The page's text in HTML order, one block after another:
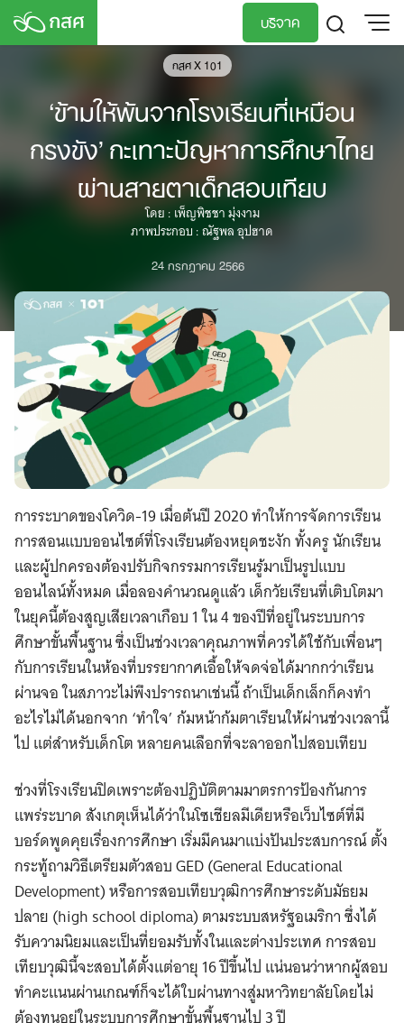
Skip
บริจาค
กสศ X 101
‘ข้ามให้พ้นจากโรงเรียนที่เหมือน
กรงขัง’ กะเทาะปัญหาการศึกษาไทย
ผ่านสายตาเด็กสอบเทียบ
โดย : เพ็ญพิชชา มุ่งงาม
ภาพประกอบ : ณัฐพล อุปฮาด
24 กรกฎาคม 2566
การระบาดของโควิด-19 เมื่อต้นปี 2020 ทำให้การจัดการเรียน
การสอนแบบออนไซต์ที่โรงเรียนต้องหยุดชะงัก ทั้งครู นักเรียน
และผู้ปกครองต้องปรับกิจกรรมการเรียนรู้มาเป็นรูปแบบ
ออนไลน์ทั้งหมด เมื่อลองคำนวณดูแล้ว เด็กวัยเรียนที่เติบโตมา
ในยุคนี้ต้องสูญเสียเวลาเกือบ 1 ใน 4 ของปีที่อยู่ในระบบการ
ศึกษาขั้นพื้นฐาน ซึ่งเป็นช่วงเวลาคุณภาพที่ควรได้ใช้กับเพื่อนๆ
กับการเรียนในห้องที่บรรยากาศเอื้อให้จดจ่อได้มากกว่าเรียน
ผ่านจอ ในสภาวะไม่พึงปรารถนาเช่นนี้ ถ้าเป็นเด็กเล็กก็คงทำ
อะไรไม่ได้นอกจาก ‘ทำใจ’ ก้มหน้าก้มตาเรียนให้ผ่านช่วงเวลานี้
ไป แต่สำหรับเด็กโต หลายคนเลือกที่จะลาออกไปสอบเทียบ
ช่วงที่โรงเรียนปิดเพราะต้องปฏิบัติตามมาตรการป้องกันการ
แพร่ระบาด สังเกตุเห็นได้ว่าในโซเชียลมีเดียหรือเว็บไซต์ที่มี
บอร์ดพูดคุยเรื่องการศึกษา เริ่มมีคนมาแบ่งปันประสบการณ์ ตั้ง
กระทู้ถามวิธีเตรียมตัวสอบ GED (General Educational
Development) หรือการสอบเทียบวุฒิการศึกษาระดับมัธยม
ปลาย (high school diploma) ตามระบบสหรัฐอเมริกา ซึ่งได้
รับความนิยมและเป็นที่ยอมรับทั้งในและต่างประเทศ การสอบ
เทียบวุฒินี้จะสอบได้ตั้งแต่อายุ 16 ปีขึ้นไป แน่นอนว่าหากผู้สอบ
ทำคะแนนผ่านเกณฑ์ก็จะได้ใบผ่านทางสู่มหาวิทยาลัยโดยไม่